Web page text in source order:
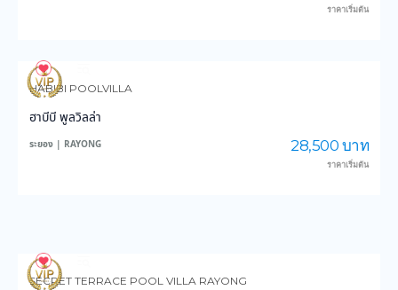
ราคาเริ่มต้น
60
HABIBI POOLVILLA
ฮาบีบี พูลวิลล่า
ระยอง | RAYONG 28,500 บาท
ราคาเริ่มต้น
92
SECRET TERRACE POOL VILLA RAYONG